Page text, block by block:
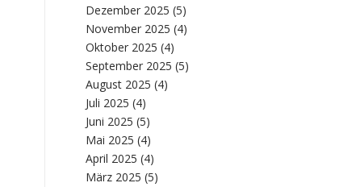
Dezember 2025 (5)
November 2025 (4)
Oktober 2025 (4)
September 2025 (5)
August 2025 (4)
Juli 2025 (4)
Juni 2025 (5)
Mai 2025 (4)
April 2025 (4)
März 2025 (5)